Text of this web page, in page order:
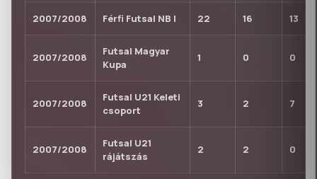
2007/2008 Férfi Futsal NB I 22 16 13
2007/2008
Futsal Magyar
Kupa
1 0 0
2007/2008
Futsal U21 Keleti
csoport
3 2 7
2007/2008
Futsal U21
rájátszás
2 2 0